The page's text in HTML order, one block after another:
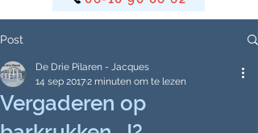
Post
Vergaderen op
De Drie Pilaren - Jacques
14 sep 20172 minuten om te lezen